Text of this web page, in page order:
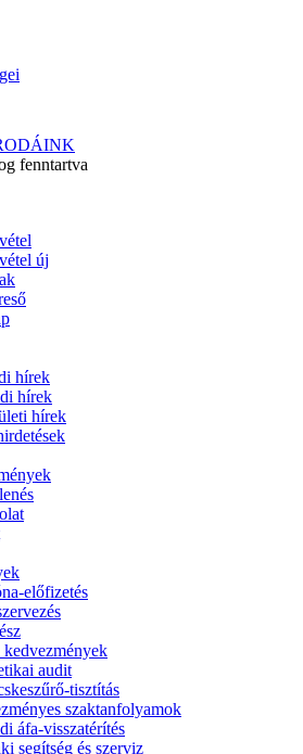
fenntartva
új
hírek
hírek
hírek
előfizetés
kedvezmények
audit
tisztítás
szaktanfolyamok
áfa-visszatérítés
segítség és szerviz